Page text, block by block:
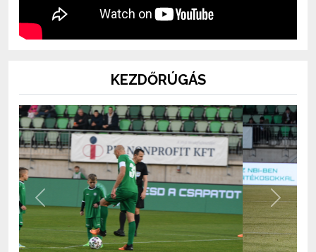
KEZDŐRÚGÁS
Previous Next